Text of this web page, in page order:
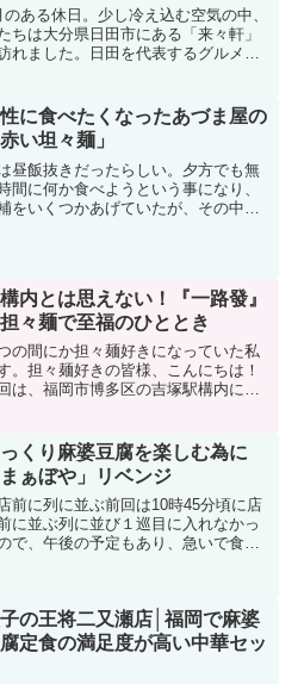
のある休日。少し冷え込む空気の中、
ちは大分県日田市にある「来々軒」
れました。日田を代表するグルメと
のひとつです。お店に到着したの
お昼の12時よりも少し...
に食べたくなったあづま屋の
赤い坦々麺」
昼飯抜きだったらしい。夕方でも無
間に何か食べようという事になり、
をいくつかあげていたが、その中に
内とは思えない！『一路發』
々麺で至福のひととき
の間にか担々麺好きになっていた私
。担々麺好きの皆様、こんにちは！
は、福岡市博多区の吉塚駅構内にあ
担々麺が楽しめるお店です。さっそ
私の食レポをお届...
くり麻婆豆腐を楽しむ為に
まぁぼや」リベンジ
前に列に並ぶ前回は10時45分頃に店
に並ぶ列に並び１巡目に入れなかっ
で、午後の予定もあり、急いで食べ
た。日曜日の...
の王将二又瀬店│福岡で麻婆
定食の満足度が高い中華セッ